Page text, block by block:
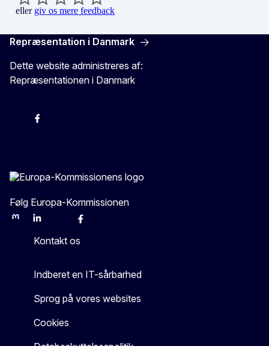
eller giv os mere feedback
Repræsentation i Danmark
Dette website administreres af:
Repræsentationen i Danmark
Følg Europa-Kommissionen
MastodonLinkedInBlueskyFacebook
Kontakt os
Indberet en IT-sårbarhed
Sprog på vores websites
Cookies